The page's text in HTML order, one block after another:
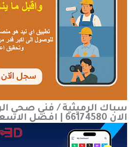
سباك الرميثية / فني صحي
الان 66174580 | افضل الاسعار